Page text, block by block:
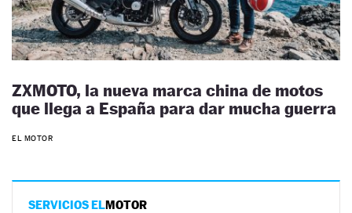
ZXMOTO, la nueva marca china de motos
que llega a España para dar mucha guerra
EL MOTOR
SERVICIOS ELMOTOR